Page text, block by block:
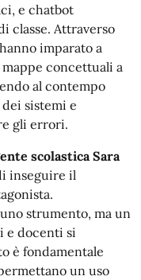
e chatbot
classe. Attraverso
imparato a
concettuali a
al contempo
sistemi e
gli errori.
scolasticaSara
inseguire il
strumento, ma un
e docenti si
è fondamentale
un uso